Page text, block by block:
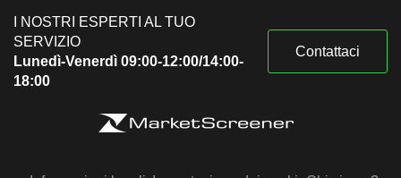
I NOSTRI ESPERTI AL TUO
SERVIZIO
Lunedì-Venerdì 09:00-12:00/14:00-
18:00
Contattaci